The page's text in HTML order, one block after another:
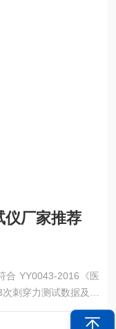
仪厂家推荐
合 YY0043-2016《医
刺穿力测试数据及平